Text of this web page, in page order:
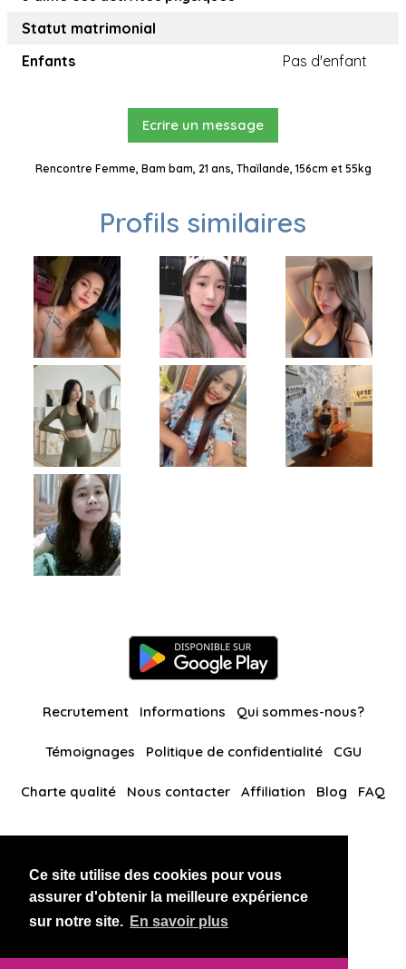
Ce site utilise des cookies pour vous
assurer d'obtenir la meilleure expérience
sur notre site. En savoir plus
Statut matrimonial
Enfants
Pas d'enfant
Ecrire un message
Rencontre Femme, Bam bam, 21 ans, Thaïlande, 156cm et 55kg
Profils similaires
Recrutement Informations Qui sommes-nous?
Témoignages Politique de confidentialité CGU
Charte qualité Nous contacter Affiliation Blog FAQ
BlackAndBeauties RussianKisses